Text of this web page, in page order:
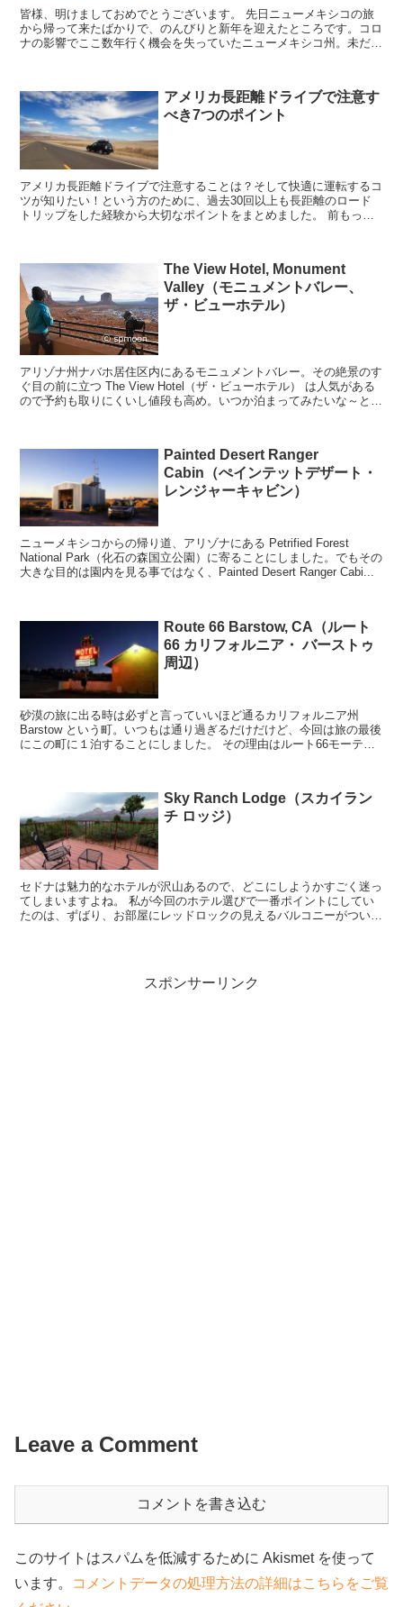
皆様、明けましておめでとうございます。 先日ニューメキシコの旅
から帰って来たばかりで、のんびりと新年を迎えたところです。コロ
ナの影響でここ数年行く機会を失っていたニューメキシコ州。未だネ
アメリカ長距離ドライブで注意す
べき7つのポイント
アメリカ長距離ドライブで注意することは？そして快適に運転するコ
ツが知りたい！という方のために、過去30回以上も長距離のロード
トリップをした経験から大切なポイントをまとめました。 前もって
The View Hotel, Monument
Valley（モニュメントバレー、
ザ・ビューホテル）
アリゾナ州ナバホ居住区内にあるモニュメントバレー。その絶景のす
ぐ目の前に立つ The View Hotel（ザ・ビューホテル） は人気がある
ので予約も取りにくいし値段も高め。いつか泊まってみたいな～と思
Painted Desert Ranger
Cabin（ぺインテットデザート・
レンジャーキャビン）
ニューメキシコからの帰り道、アリゾナにある Petrified Forest
National Park（化石の森国立公園）に寄ることにしました。でもその
大きな目的は園内を見る事ではなく、Painted Desert Ranger Cabi...
Route 66 Barstow, CA（ルート
66 カリフォルニア・ バーストゥ
周辺）
砂漠の旅に出る時は必ずと言っていいほど通るカリフォルニア州
Barstow という町。いつもは通り過ぎるだけだけど、今回は旅の最後
にこの町に１泊することにしました。 その理由はルート66モーテル
Sky Ranch Lodge（スカイラン
チ ロッジ）
セドナは魅力的なホテルが沢山あるので、どこにしようかすごく迷っ
てしまいますよね。 私が今回のホテル選びで一番ポイントにしてい
たのは、ずばり、お部屋にレッドロックの見えるバルコニーがついて
スポンサーリンク
Leave a Comment
コメントを書き込む
このサイトはスパムを低減するために Akismet を使って
います。
コメントデータの処理方法の詳細はこちらをご覧